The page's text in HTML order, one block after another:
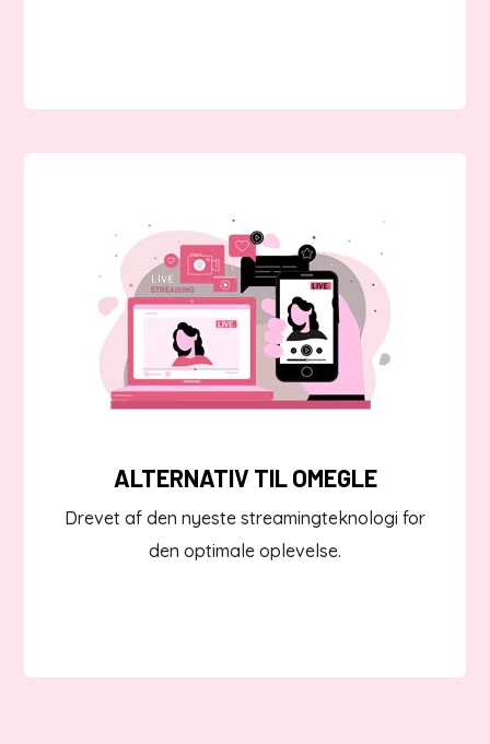
ALTERNATIV TIL OMEGLE
Drevet af den nyeste streamingteknologi for
den optimale oplevelse.